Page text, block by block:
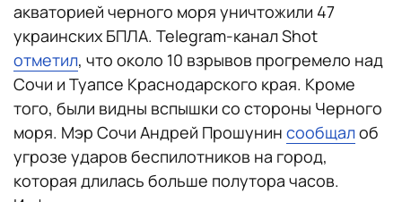
акваторией черного моря уничтожили 47
украинских БПЛА. Telegram-канал Shot
отметил, что около 10 взрывов прогремело над
Сочи и Туапсе Краснодарского края. Кроме
того, были видны вспышки со стороны Черного
моря. Мэр Сочи Андрей Прошунин сообщалоб
угрозе ударов беспилотников на город,
которая длилась больше полутора часов.